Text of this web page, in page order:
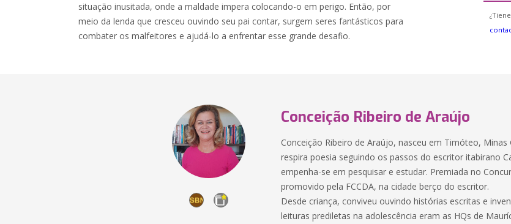
situação inusitada, onde a maldade impera colocando-o em perigo. Então, por
meio da lenda que cresceu ouvindo seu pai contar, surgem seres fantásticos para
combater os malfeitores e ajudá-lo a enfrentar esse grande desafio.
Conceição Ribeiro de Araújo
Conceição Ribeiro de Araújo, nasceu em Timóteo,
respira poesia seguindo os passos do escritor itabirano
empenha-se em pesquisar e estudar. Premiada no
promovido pela FCCDA, na cidade berço do escritor.
Desde criança, conviveu ouvindo histórias escritas e
leituras prediletas na adolescência eram as HQs de